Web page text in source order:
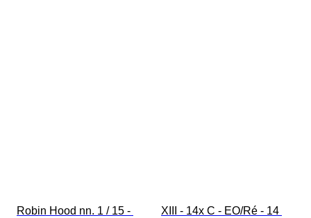
Robin Hood nn. 1 / 15 -
XIII - 14x C - EO/Ré - 14